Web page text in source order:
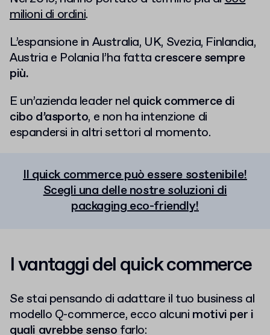
milioni di ordini.
L’espansione in Australia, UK, Svezia, Finlandia,
Austria e Polania l’ha fatta crescere sempre
più.
E un’azienda leader nel quick commerce di
cibo d’asporto, e non ha intenzione di
espandersi in altri settori al momento.
Il quick commerce può essere sostenibile!
Scegli una delle nostre soluzioni di
packaging eco-friendly!
I vantaggi del quick commerce
Se stai pensando di adattare il tuo business al
modello Q-commerce, ecco alcuni motivi per i
quali avrebbe senso farlo: